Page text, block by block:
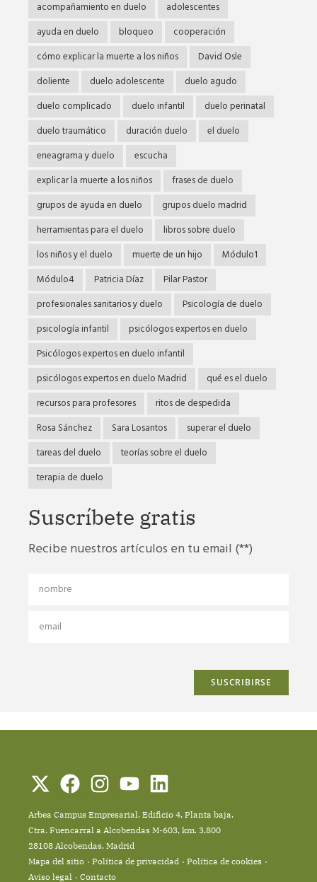
acompañamiento en duelo
adolescentes
ayuda en duelo
bloqueo
cooperación
cómo explicar la muerte a los niños
David Osle
doliente
duelo adolescente
duelo agudo
duelo complicado
duelo infantil
duelo perinatal
duelo traumático
duración duelo
el duelo
eneagrama y duelo
escucha
explicar la muerte a los niños
frases de duelo
grupos de ayuda en duelo
grupos duelo madrid
herramientas para el duelo
libros sobre duelo
los niños y el duelo
muerte de un hijo
Módulo1
Módulo4
Patricia Díaz
Pilar Pastor
profesionales sanitarios y duelo
Psicología de duelo
psicología infantil
psicólogos expertos en duelo
Psicólogos expertos en duelo infantil
psicólogos expertos en duelo Madrid
qué es el duelo
recursos para profesores
ritos de despedida
Rosa Sánchez
Sara Losantos
superar el duelo
tareas del duelo
teorías sobre el duelo
terapia de duelo
Suscríbete gratis
Recibe nuestros artículos en tu email (**)
Arbea Campus Empresarial. Edificio 4, Planta baja.
Ctra. Fuencarral a Alcobendas M-603, km. 3,800
28108 Alcobendas, Madrid
Mapa del sitio
Política de privacidad
Política de cookies
Aviso legal
Contacto